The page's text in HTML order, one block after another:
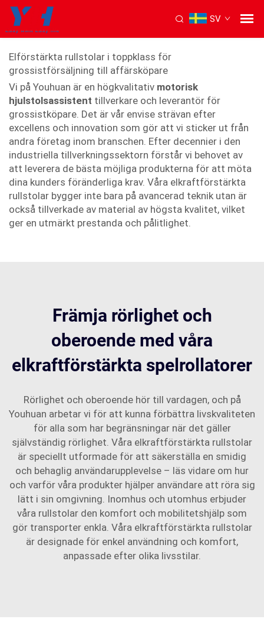
SV
Motorisk hjulstolsassistent
Elförstärkta rullstolar i toppklass för
grossistförsäljning till affärsköpare
Vi på Youhuan är en högkvalitativ motorisk
hjulstolsassistent tillverkare och leverantör för
grossistköpare. Det är vår envise strävan efter
excellens och innovation som gör att vi sticker ut från
andra företag inom branschen. Efter decennier i den
industriella tillverkningssektorn förstår vi behovet av
att leverera de bästa möjliga produkterna för att möta
dina kunders föränderliga krav. Våra elkraftförstärkta
rullstolar bygger inte bara på avancerad teknik utan är
också tillverkade av material av högsta kvalitet, vilket
ger en utmärkt prestanda och pålitlighet.
Främja rörlighet och
oberoende med våra
elkraftförstärkta spelrollatorer
Rörlighet och oberoende hör till vardagen, och på
Youhuan arbetar vi för att kunna förbättra livskvaliteten
för alla som har begränsningar när det gäller
självständig rörlighet. Våra elkraftförstärkta rullstolar
är speciellt utformade för att säkerställa en smidig
och behaglig användarupplevelse – läs vidare om hur
och varför våra produkter hjälper användare att röra sig
lätt i sin omgivning. Inomhus och utomhus erbjuder
våra rullstolar den komfort och mobilitetshjälp som
gör transporter enkla. Våra elkraftförstärkta rullstolar
är designade för enkel användning och komfort,
anpassade efter olika livsstilar.